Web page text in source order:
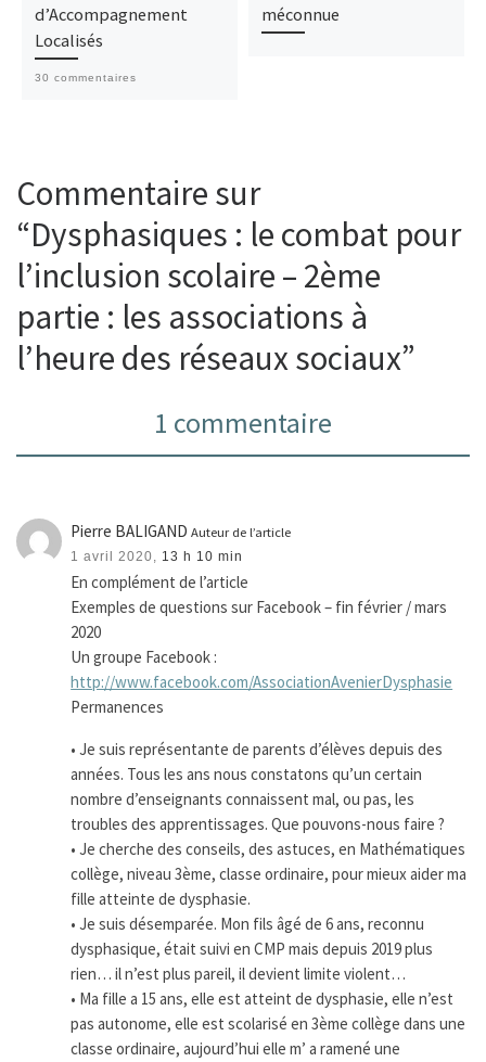
d’Accompagnement
Localisés
30 commentaires
méconnue
Commentaire sur
“Dysphasiques : le combat pour
l’inclusion scolaire – 2ème
partie : les associations à
l’heure des réseaux sociaux”
1 commentaire
Pierre BALIGAND Auteur de l’article
1 avril 2020, 13 h 10 min
En complément de l’article
Exemples de questions sur Facebook – fin février / mars
2020
Un groupe Facebook :
http://www.facebook.com/AssociationAvenierDysphasie
Permanences
• Je suis représentante de parents d’élèves depuis des
années. Tous les ans nous constatons qu’un certain
nombre d’enseignants connaissent mal, ou pas, les
troubles des apprentissages. Que pouvons-nous faire ?
• Je cherche des conseils, des astuces, en Mathématiques
collège, niveau 3ème, classe ordinaire, pour mieux aider ma
fille atteinte de dysphasie.
• Je suis désemparée. Mon fils âgé de 6 ans, reconnu
dysphasique, était suivi en CMP mais depuis 2019 plus
rien… il n’est plus pareil, il devient limite violent…
• Ma fille a 15 ans, elle est atteint de dysphasie, elle n’est
pas autonome, elle est scolarisé en 3ème collège dans une
classe ordinaire, aujourd’hui elle m’ a ramené une